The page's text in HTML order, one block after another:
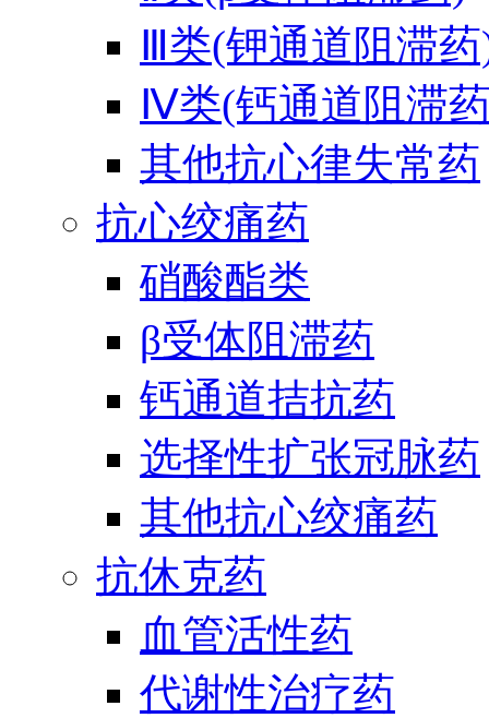
Ⅲ类(钾通道阻滞
Ⅳ类(钙通道阻滞
其他抗心律失常药
抗心绞痛药
硝酸酯类
β受体阻滞药
钙通道拮抗药
选择性扩张冠脉药
其他抗心绞痛药
抗休克药
血管活性药
代谢性治疗药